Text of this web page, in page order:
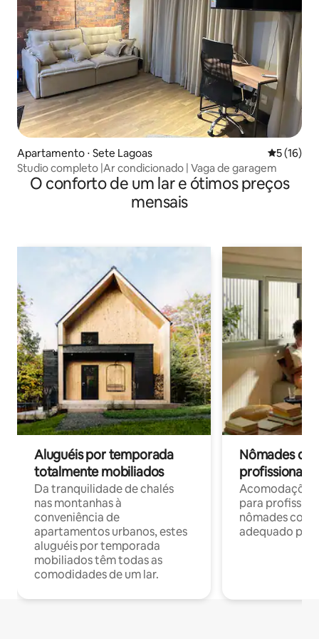
Apartamento ⋅ Sete Lagoas 5 de uma
5 (16)
Studio completo |Ar condicionado | Vaga de garagem
O conforto de um lar e ótimos preços
mensais
Aluguéis por temporada
totalmente mobiliados
Da tranquilidade de chalés
nas montanhas à
conveniência de
apartamentos urbanos, estes
aluguéis por temporada
mobiliados têm todas as
comodidades de um lar.
Nômades
profissionais
para
nômades com
adequado